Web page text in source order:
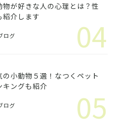
物が好きな人の心理とは？性
紹介します
ログ 04
の小動物５選！なつくペット
キングも紹介
ログ 05